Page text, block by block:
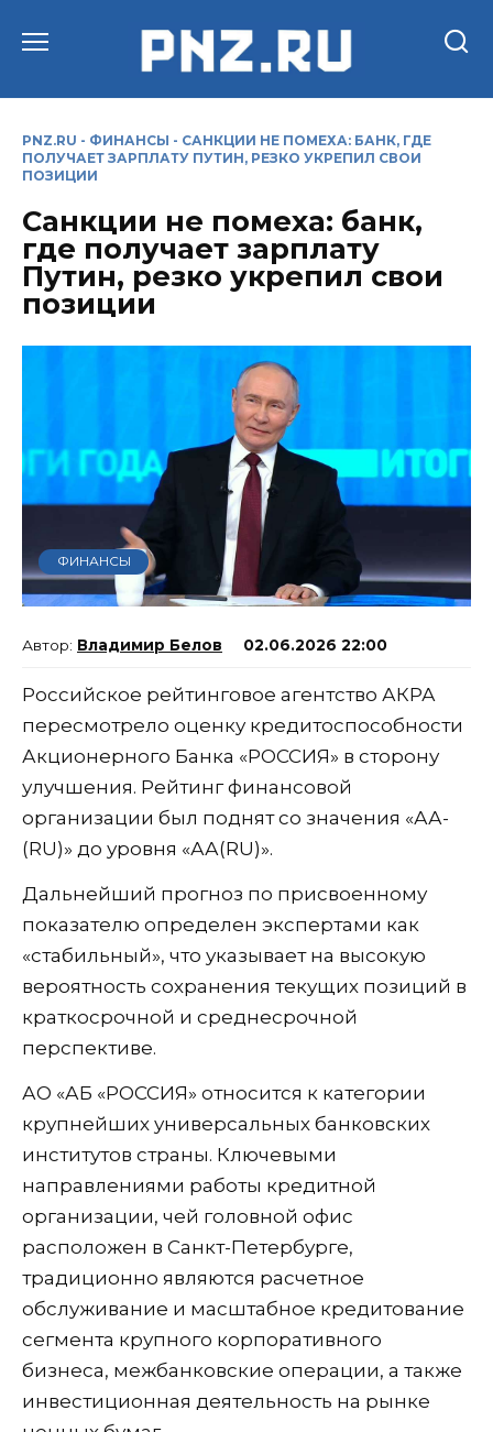
PNZ.RU - ФИНАНСЫ - САНКЦИИ НЕ ПОМЕХА: БАНК, ГДЕ
ПОЛУЧАЕТ ЗАРПЛАТУ ПУТИН, РЕЗКО УКРЕПИЛ СВОИ
ПОЗИЦИИ
Санкции не помеха: банк,
где получает зарплату
Путин, резко укрепил свои
позиции
ФИНАНСЫ
Владимир Белов 02.06.2026 22:00
Российское рейтинговое агентство АКРА
пересмотрело оценку кредитоспособности
Акционерного Банка «РОССИЯ» в сторону
улучшения. Рейтинг финансовой
организации был поднят со значения «АА-
(RU)» до уровня «АА(RU)».
Дальнейший прогноз по присвоенному
показателю определен экспертами как
«стабильный», что указывает на высокую
вероятность сохранения текущих позиций в
краткосрочной и среднесрочной
перспективе.
АО «АБ «РОССИЯ» относится к категории
крупнейших универсальных банковских
институтов страны. Ключевыми
направлениями работы кредитной
организации, чей головной офис
расположен в Санкт-Петербурге,
традиционно являются расчетное
обслуживание и масштабное кредитование
сегмента крупного корпоративного
бизнеса, межбанковские операции, а также
инвестиционная деятельность на рынке